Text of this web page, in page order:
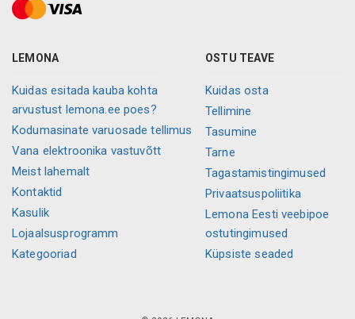
LEMONA
Kuidas esitada kauba kohta
arvustust lemona.ee poes?
Kodumasinate varuosade tellimus
Vana elektroonika vastuvõtt
Meist lahemalt
Kontaktid
Kasulik
Lojaalsusprogramm
Kategooriad
OSTU TEAVE
Kuidas osta
Tellimine
Tasumine
Tarne
Tagastamistingimused
Privaatsuspoliitika
Lemona Eesti veebipoe
ostutingimused
Küpsiste seaded